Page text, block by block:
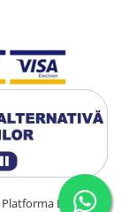
Platforma E-